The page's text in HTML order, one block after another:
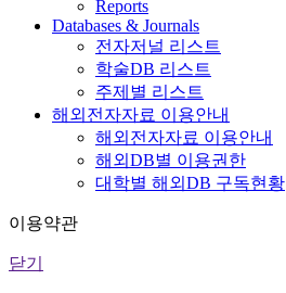
Reports
Databases & Journals
전자저널 리스트
학술DB 리스트
주제별 리스트
해외전자자료 이용안내
해외전자자료 이용안내
해외DB별 이용권한
대학별 해외DB 구독현황
이용약관
닫기